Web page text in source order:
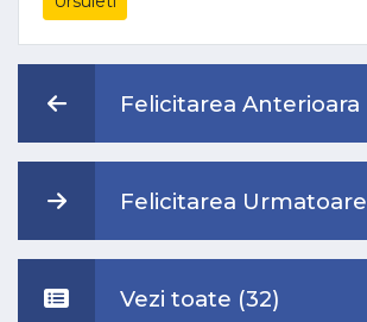
Felicitarea Anterioara
Felicitarea Urmatoare
Vezi toate (32)